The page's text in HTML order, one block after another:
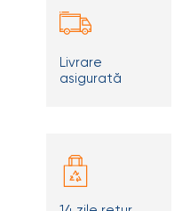
Livrare
asigurată